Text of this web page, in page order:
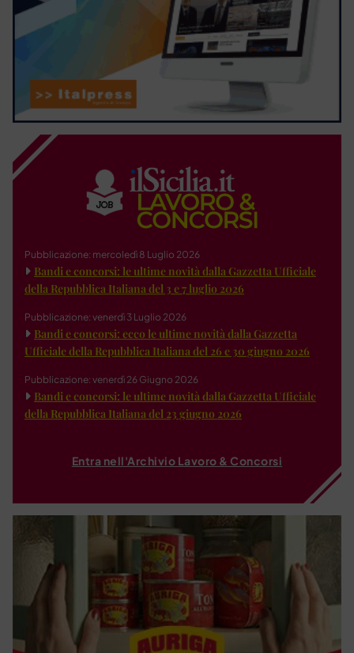
Pubblicazione: mercoledì 8 Luglio 2026
Bandi e concorsi: le ultime novità dalla Gazzetta Ufficiale
della Repubblica Italiana del 3 e 7 luglio 2026
Pubblicazione: venerdì 3 Luglio 2026
Bandi e concorsi: ecco le ultime novità dalla Gazzetta
Ufficiale della Repubblica Italiana del 26 e 30 giugno 2026
Pubblicazione: venerdì 26 Giugno 2026
Bandi e concorsi: le ultime novità dalla Gazzetta Ufficiale
della Repubblica Italiana del 23 giugno 2026
Entra nell'Archivio Lavoro & Concorsi